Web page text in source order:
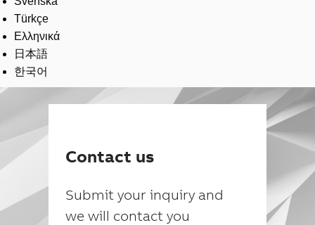
Türkçe
Ελληνικά
日本語
한국어
Contact us
Submit your inquiry and
we will contact you